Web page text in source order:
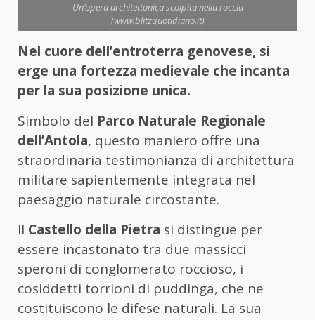
Un’opera architettonica scolpita nella roccia
(www.blitzquotidiano.it)
Nel cuore dell’entroterra genovese, si
erge una fortezza medievale che incanta
per la sua posizione unica.
Simbolo del Parco Naturale Regionale
dell’Antola, questo maniero offre una
straordinaria testimonianza di architettura
militare sapientemente integrata nel
paesaggio naturale circostante.
Il Castello della Pietra si distingue per
essere incastonato tra due massicci
speroni di conglomerato roccioso, i
cosiddetti torrioni di puddinga, che ne
costituiscono le difese naturali. La sua